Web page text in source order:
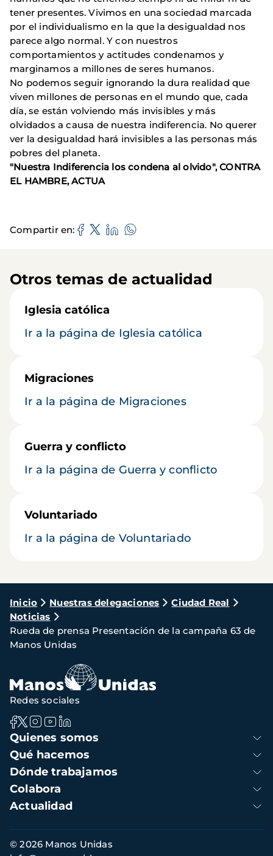
tener presentes. Vivimos en una sociedad marcada
por el individualismo en la que la desigualdad nos
parece algo normal. Y con nuestros
comportamientos y actitudes condenamos y
marginamos a millones de seres humanos.
No podemos seguir ignorando la dura realidad que
viven millones de personas en el mundo que, cada
día, se están volviendo más invisibles y más
olvidados a causa de nuestra indiferencia. No querer
ver la desigualdad hará invisibles a las personas más
pobres del planeta.
"Nuestra Indiferencia los condena al olvido", CONTRA
EL HAMBRE, ACTUA
Compartir en
Otros temas de actualidad
Iglesia católica
Ir a la página de Iglesia católica
Migraciones
Ir a la página de Migraciones
Guerra y conflicto
Ir a la página de Guerra y conflicto
Voluntariado
Ir a la página de Voluntariado
Ruta
de
navegación
Inicio Nuestras delegaciones
Ciudad Real
Noticias
Rueda de prensa Presentación de la campaña 63 de
Manos Unidas
Navegación
principal
Quienes somos
Qué hacemos
Dónde trabajamos
Colabora
Actualidad
Redes sociales
Información
© 2026 Manos Unidas